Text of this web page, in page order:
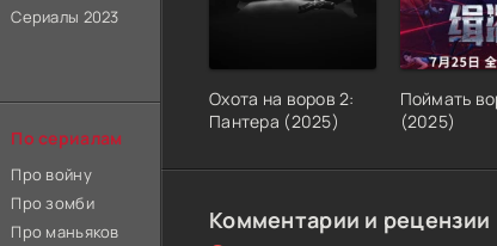
Охота на воров 2:
Пантера (2025)
Поймать
(2025)
Комментарии и рецензии
Сериалы 2023
По сериалам
Про войну
Про зомби
Про маньяков